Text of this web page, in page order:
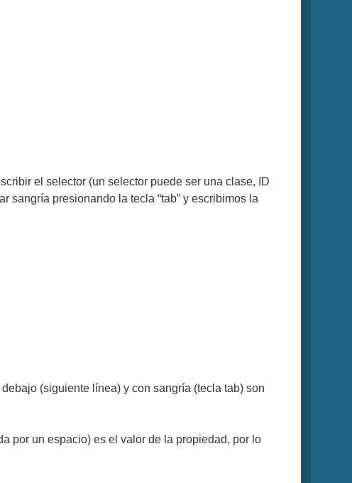
el selector (un selector puede ser una clase, ID
sangría presionando la tecla “tab” y escribimos la
(siguiente línea) y con sangría (tecla tab) son
por un espacio) es el valor de la propiedad, por lo